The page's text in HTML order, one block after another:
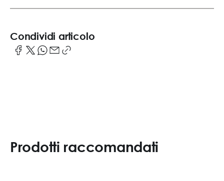
Condividi articolo
Prodotti raccomandati